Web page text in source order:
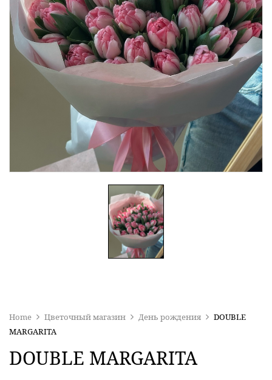
Home Цветочный магазин День рождения
DOUBLE
MARGARITA
DOUBLE MARGARITA